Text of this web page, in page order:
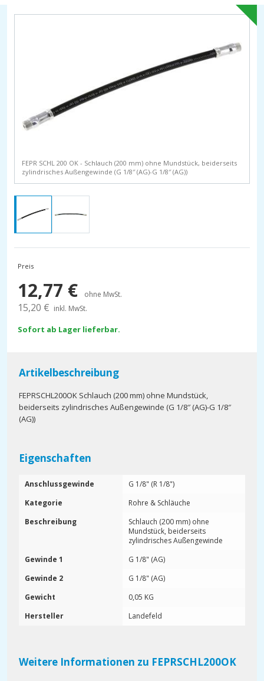
FEPR SCHL 200 OK - Schlauch (200 mm) ohne Mundstück, beiderseits
zylindrisches Außengewinde (G 1/8″ (AG)-G 1/8″ (AG))
Preis
12,77 € ohne MwSt.
15,20 € inkl. MwSt.
Sofort ab Lager lieferbar.
Artikelbeschreibung
FEPRSCHL200OK Schlauch (200 mm) ohne Mundstück,
beiderseits zylindrisches Außengewinde (G 1/8″ (AG)-G 1/8″
(AG))
Eigenschaften
Anschlussgewinde
G 1/8" (R 1/8")
Kategorie
Rohre & Schläuche
Beschreibung
Schlauch (200 mm) ohne
Mundstück, beiderseits
zylindrisches Außengewinde
Gewinde 1
G 1/8" (AG)
Gewinde 2
G 1/8" (AG)
Gewicht
0,05 KG
Hersteller
Landefeld
Weitere Informationen zu FEPRSCHL200OK